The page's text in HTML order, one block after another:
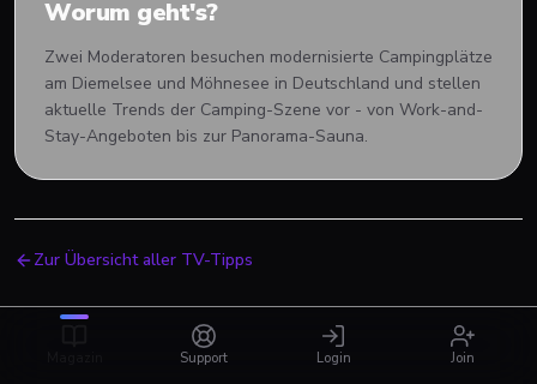
Worum geht's?
Zwei Moderatoren besuchen modernisierte Campingplätze
am Diemelsee und Möhnesee in Deutschland und stellen
aktuelle Trends der Camping-Szene vor - von Work-and-
Stay-Angeboten bis zur Panorama-Sauna.
Zur Übersicht aller TV-Tipps
Support Login Join